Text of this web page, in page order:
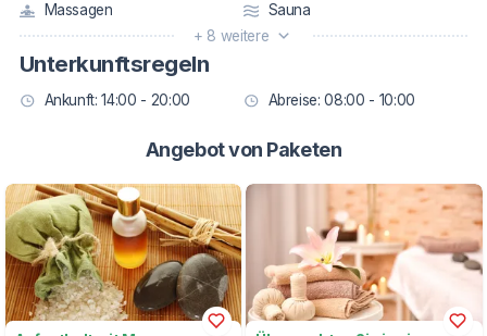
Massagen
Sauna
+ 8 weitere
Unterkunftsregeln
Ankunft: 14:00 - 20:00 Abreise: 08:00 - 10:00
Angebot von Paketen